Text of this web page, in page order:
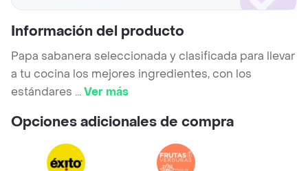
Información del producto
Papa sabanera seleccionada y clasificada para llevar
a tu cocina los mejores ingredientes, con los
estándares ...Ver más
Opciones adicionales de compra